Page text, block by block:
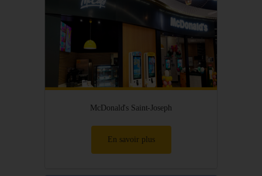
McDonald's Saint-Joseph
En savoir plus